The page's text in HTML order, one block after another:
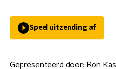
Speel uitzending af
Gepresenteerd door: Ron Kas